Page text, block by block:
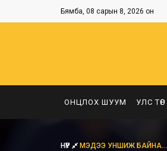
Бямба, 08 сарын 8, 2026 он
ОНЦЛОХ ШУУМ УЛС ТӨР
НҮҮР МЭДЭЭ УНШИЖ БАЙНА...